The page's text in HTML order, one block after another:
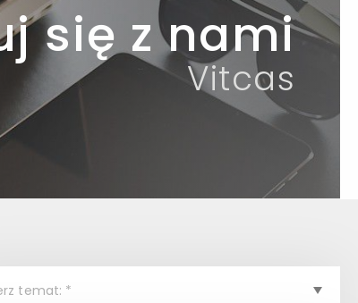
się z nami
Vitcas